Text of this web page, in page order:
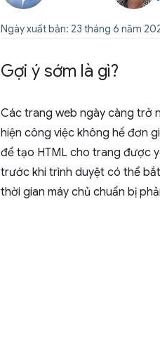
Ngày xuất bản: 23 tháng 6 năm
Gợi ý sớm là gì?
Các trang web ngày càng trở
hiện công việc không hề đơn
để tạo HTML cho trang được
trước khi trình duyệt có thể
thời gian máy chủ chuẩn bị